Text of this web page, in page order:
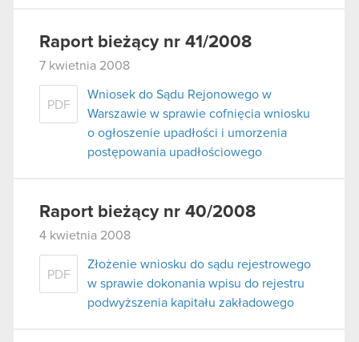
Raport bieżący nr 41/2008
7 kwietnia 2008
PDF
Wniosek do Sądu Rejonowego w
Warszawie w sprawie cofnięcia wniosku
o ogłoszenie upadłości i umorzenia
postępowania upadłościowego
Raport bieżący nr 40/2008
4 kwietnia 2008
PDF
Złożenie wniosku do sądu rejestrowego
w sprawie dokonania wpisu do rejestru
podwyższenia kapitału zakładowego